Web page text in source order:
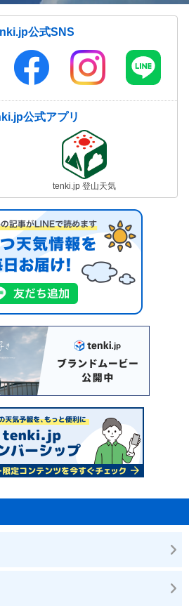
公式SNS
公式アプリ
tenki.jp 登山天気